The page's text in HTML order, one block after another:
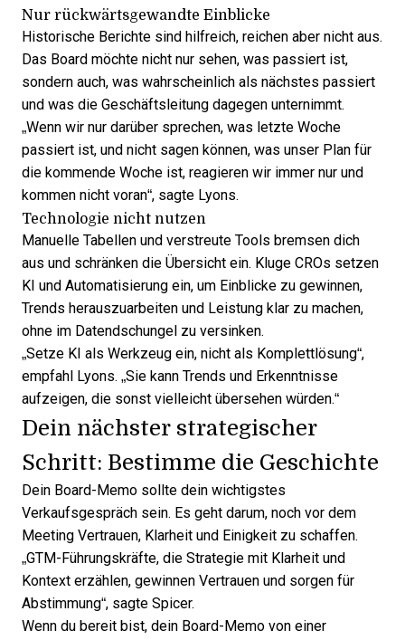
Nur rückwärtsgewandte Einblicke
Historische Berichte sind hilfreich, reichen aber nicht aus.
Das Board möchte nicht nur sehen, was passiert ist,
sondern auch, was wahrscheinlich als nächstes passiert
und was die Geschäftsleitung dagegen unternimmt.
„Wenn wir nur darüber sprechen, was letzte Woche
passiert ist, und nicht sagen können, was unser Plan für
die kommende Woche ist, reagieren wir immer nur und
kommen nicht voran“, sagte Lyons.
Technologie nicht nutzen
Manuelle Tabellen und verstreute Tools bremsen dich
aus und schränken die Übersicht ein. Kluge CROs setzen
KI und Automatisierung ein, um Einblicke zu gewinnen,
Trends herauszuarbeiten und Leistung klar zu machen,
ohne im Datendschungel zu versinken.
„Setze KI als Werkzeug ein, nicht als Komplettlösung“,
empfahl Lyons. „Sie kann Trends und Erkenntnisse
aufzeigen, die sonst vielleicht übersehen würden.“
Dein nächster strategischer
Schritt: Bestimme die Geschichte
Dein Board-Memo sollte dein wichtigstes
Verkaufsgespräch sein. Es geht darum, noch vor dem
Meeting Vertrauen, Klarheit und Einigkeit zu schaffen.
„GTM-Führungskräfte, die Strategie mit Klarheit und
Kontext erzählen, gewinnen Vertrauen und sorgen für
Abstimmung“, sagte Spicer.
Wenn du bereit bist, dein Board-Memo von einer